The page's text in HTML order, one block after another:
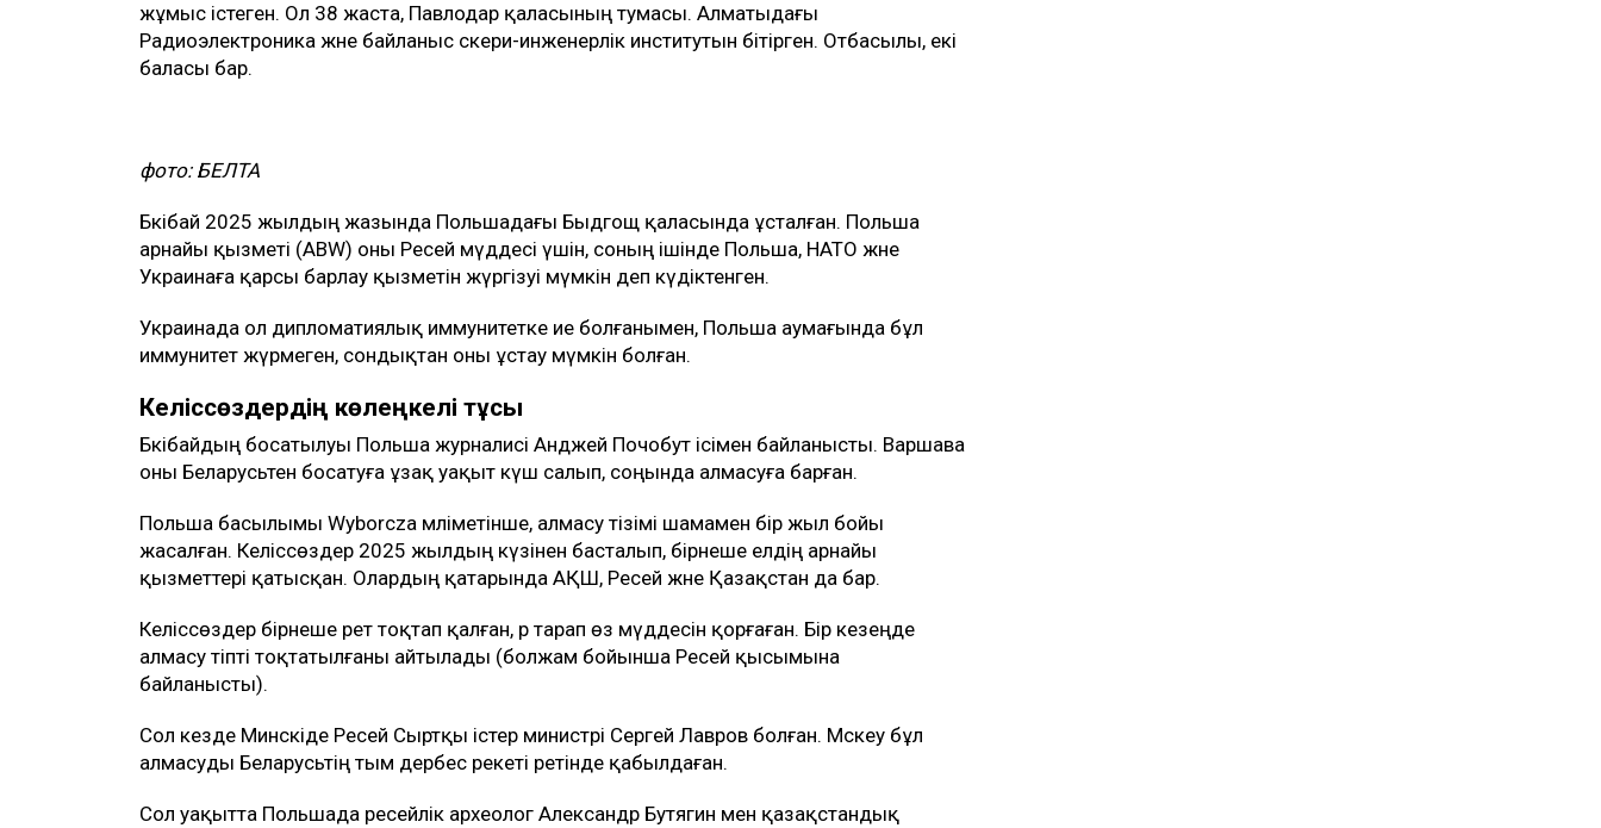
жұмыс істеген. Ол 38 жаста, Павлодар қаласының тумасы. Алматыдағы
Радиоэлектроника және байланыс әскери-инженерлік институтын бітірген. Отбасылы, екі
баласы бар.
фото: БЕЛТА
Бәкібай 2025 жылдың жазында Польшадағы Быдгощ қаласында ұсталған. Польша
арнайы қызметі (ABW) оны Ресей мүддесі үшін, соның ішінде Польша, НАТО және
Украинаға қарсы барлау қызметін жүргізуі мүмкін деп күдіктенген.
Украинада ол дипломатиялық иммунитетке ие болғанымен, Польша аумағында бұл
иммунитет жүрмеген, сондықтан оны ұстау мүмкін болған.
Келіссөздердің көлеңкелі тұсы
Бәкібайдың босатылуы Польша журналисі Анджей Почобут ісімен байланысты. Варшава
оны Беларусьтен босатуға ұзақ уақыт күш салып, соңында алмасуға барған.
Польша басылымы Wyborcza мәліметінше, алмасу тізімі шамамен бір жыл бойы
жасалған. Келіссөздер 2025 жылдың күзінен басталып, бірнеше елдің арнайы
қызметтері қатысқан. Олардың қатарында АҚШ, Ресей және Қазақстан да бар.
Келіссөздер бірнеше рет тоқтап қалған, әр тарап өз мүддесін қорғаған. Бір кезеңде
алмасу тіпті тоқтатылғаны айтылады (болжам бойынша Ресей қысымына
байланысты).
Сол кезде Минскіде Ресей Сыртқы істер министрі Сергей Лавров болған. Мәскеу бұл
алмасуды Беларусьтің тым дербес әрекеті ретінде қабылдаған.
Сол уақытта Польшада ресейлік археолог Александр Бутягин мен қазақстандық